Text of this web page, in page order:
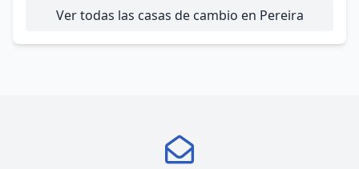
Ver todas las casas de cambio en Pereira